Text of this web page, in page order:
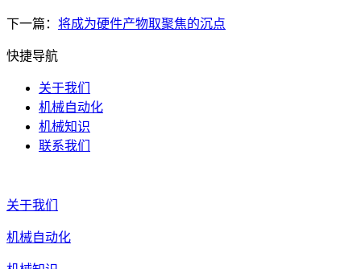
下一篇： 将成为硬件产物取聚焦的沉点
快捷导航
关于我们
机械自动化
机械知识
联系我们
关于我们
机械自动化